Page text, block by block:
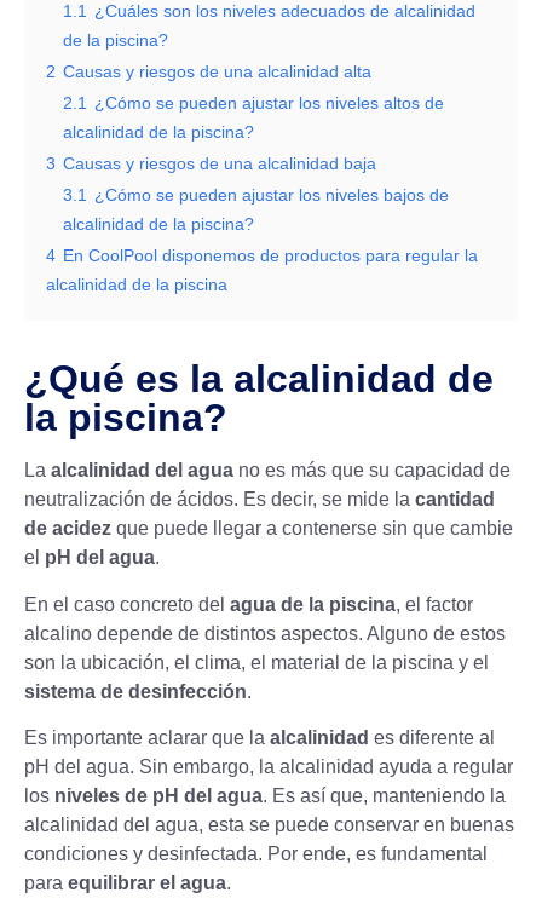
1.1 ¿Cuáles son los niveles adecuados de alcalinidad
de la piscina?
2 Causas y riesgos de una alcalinidad alta
2.1 ¿Cómo se pueden ajustar los niveles altos de
alcalinidad de la piscina?
3 Causas y riesgos de una alcalinidad baja
3.1 ¿Cómo se pueden ajustar los niveles bajos de
alcalinidad de la piscina?
4 En CoolPool disponemos de productos para regular la
alcalinidad de la piscina
¿Qué es la alcalinidad de
la piscina?
La alcalinidad del agua no es más que su capacidad de
neutralización de ácidos. Es decir, se mide la cantidad
de acidez que puede llegar a contenerse sin que cambie
el pH del agua.
En el caso concreto del agua de la piscina, el factor
alcalino depende de distintos aspectos. Alguno de estos
son la ubicación, el clima, el material de la piscina y el
sistema de desinfección.
Es importante aclarar que la alcalinidad es diferente al
pH del agua. Sin embargo, la alcalinidad ayuda a regular
los niveles de pH del agua. Es así que, manteniendo la
alcalinidad del agua, esta se puede conservar en buenas
condiciones y desinfectada. Por ende, es fundamental
para equilibrar el agua.